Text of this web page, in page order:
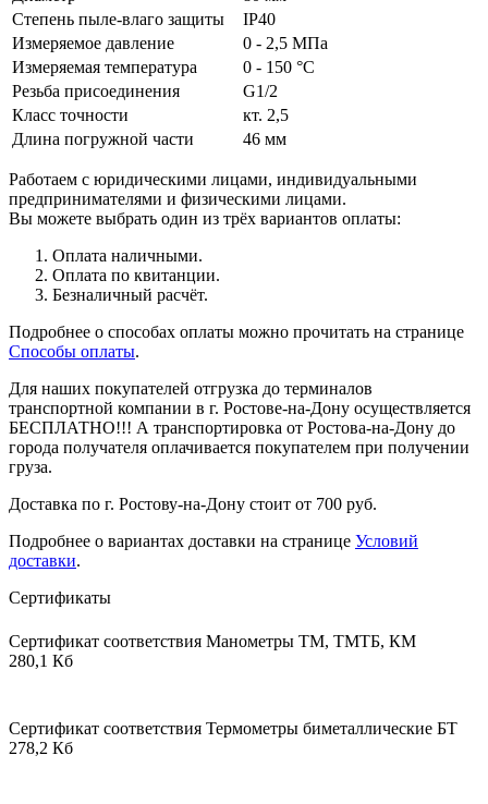
Степень пыле-влаго защиты
IP40
Измеряемое давление
0 - 2,5 МПа
Измеряемая температура
0 - 150 °C
Резьба присоединения
G1/2
Класс точности
кт. 2,5
Длина погружной части
46 мм
Работаем с юридическими лицами, индивидуальными
предпринимателями и физическими лицами.
Вы можете выбрать один из трёх вариантов оплаты:
Оплата наличными.
Оплата по квитанции.
Безналичный расчёт.
Подробнее о способах оплаты можно прочитать на странице
Способы оплаты.
Для наших покупателей отгрузка до терминалов
транспортной компании в г. Ростове-на-Дону осуществляется
БЕСПЛАТНО!!! А транспортировка от Ростова-на-Дону до
города получателя оплачивается покупателем при получении
груза.
Доставка по г. Ростову-на-Дону стоит от 700 руб.
Подробнее о вариантах доставки на странице Условий
доставки.
Сертификаты
Сертификат соответствия Манометры ТМ, ТМТБ, КМ
280,1 Кб
Сертификат соответствия Термометры биметаллические БТ
278,2 Кб